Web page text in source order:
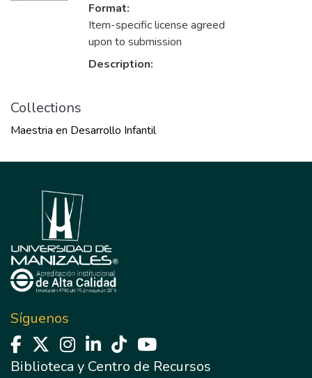
Format:
Item-specific license agreed
upon to submission
Description:
Collections
Maestria en Desarrollo Infantil
Síguenos
Biblioteca y Centro de Recursos